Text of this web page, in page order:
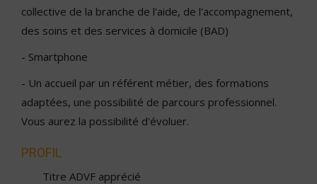
collective de la branche de l'aide, de l'accompagnement,
des soins et des services à domicile (BAD)
- Smartphone
- Un accueil par un référent métier, des formations
adaptées, une possibilité de parcours professionnel.
Vous aurez la possibilité d'évoluer.
PROFIL
Titre ADVF apprécié